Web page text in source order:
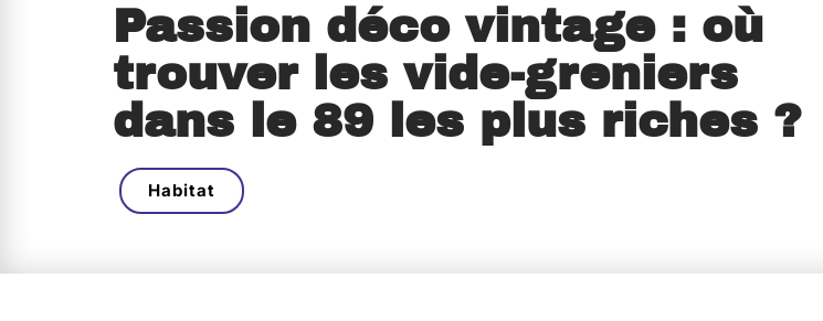
Passion déco vintage : où
trouver les vide-greniers
dans le 89 les plus riches ?
Habitat